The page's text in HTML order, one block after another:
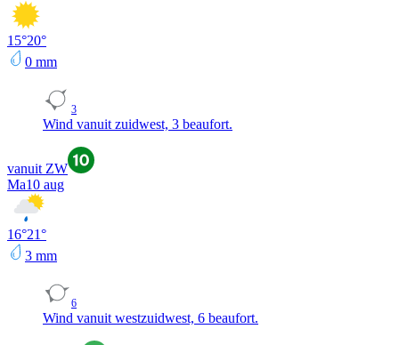
15°20°
0 mm
3
Wind vanuit zuidwest, 3 beaufort.
vanuit ZW
Ma10 aug
16°21°
3 mm
6
Wind vanuit westzuidwest, 6 beaufort.